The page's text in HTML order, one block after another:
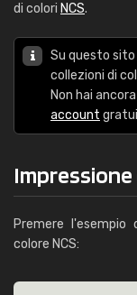
di colori NCS.
Su questo sito
collezioni di
Non hai
account
Impressione
Premere
colore NCS: